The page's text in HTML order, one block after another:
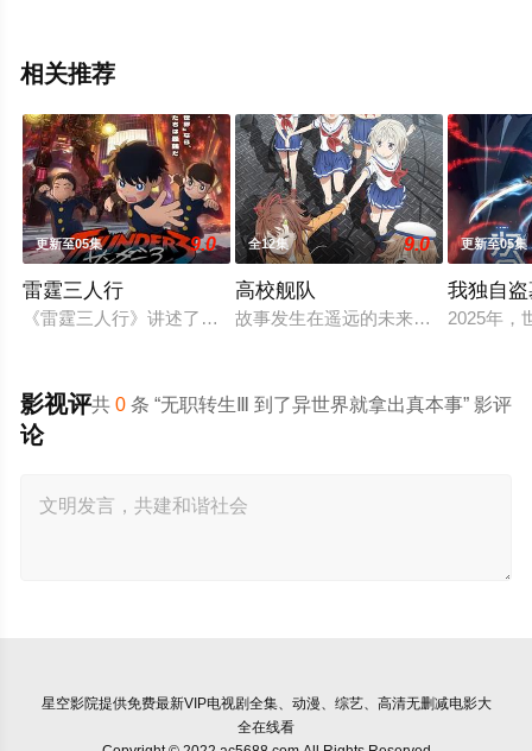
相关推荐
更新至05集 9.0
雷霆三人行
《雷霆三人行》讲述了三个青梅竹马的挚友拼命寻找失踪少女
全12集 9.0
高校舰队
故事发生在遥远的未来，彼时，大陆
更新至05集
我独自
2025年，
共0 条 “无职转生Ⅲ 到了异世界就拿出真本事” 影评
影视评
论
星空影院提供免费最新VIP电视剧全集、动漫、综艺、高清无删减电影大
全在线看